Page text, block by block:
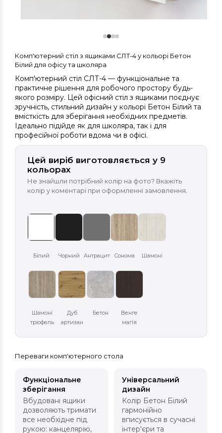
Комп'ютерний стіл з ящиками СЛТ-4 у кольорі Бетон
Білий для офісу та школяра
Комп'ютерний стіл СЛТ-4 — функціональне та
практичне рішення для робочого простору будь-
якого розміру. Цей офісний стіл з ящиками поєднує
зручність, стильний дизайн у кольорі Бетон Білий та
вмісткість для зберігання необхідних предметів.
Ідеально підійде як для школяра, так і для
професійної роботи вдома чи в офісі.
Цей виріб виготовляється у 9
кольорах
Не знайшли потрібний колір на фото? Вкажіть
колір у коментарі при оформленні замовлення.
Білий Чорний Антрацит Сонома Шамоні
Шамоні
трюфель
Дуб
артизан
Бетон
Венге
магія
Переваги комп'ютерного стола
Функціональне
зберігання
Вбудовані ящики
дозволяють тримати
все необхідне під
рукою: канцелярію,
Універсальний
дизайн
Колір Бетон Білий
гармонійно
вписується в сучасні
інтер'єри та